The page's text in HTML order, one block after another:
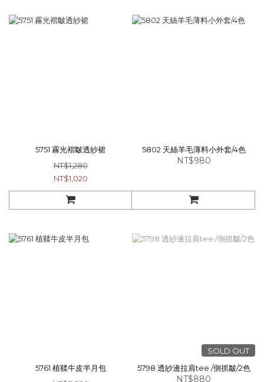
5751 霧光褶皺透紗裙
NT$1,280
NT$1,020
5802 天絲羊毛薄料小外套/4色
NT$980
5761 植鞣牛皮半月包
SOLD OUT
5798 透紗邊拉肩tee /側抓皺/2色
NT$880